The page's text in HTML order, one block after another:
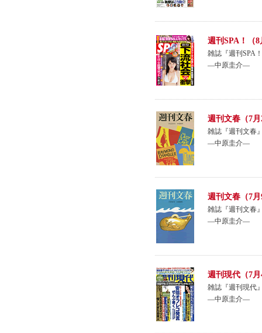
週刊SPA！（
雑誌『週刊SPA
―中原圭介―
週刊文春（7
雑誌『週刊文春
―中原圭介―
週刊文春（7
雑誌『週刊文春
―中原圭介―
週刊現代（7
雑誌『週刊現代
―中原圭介―